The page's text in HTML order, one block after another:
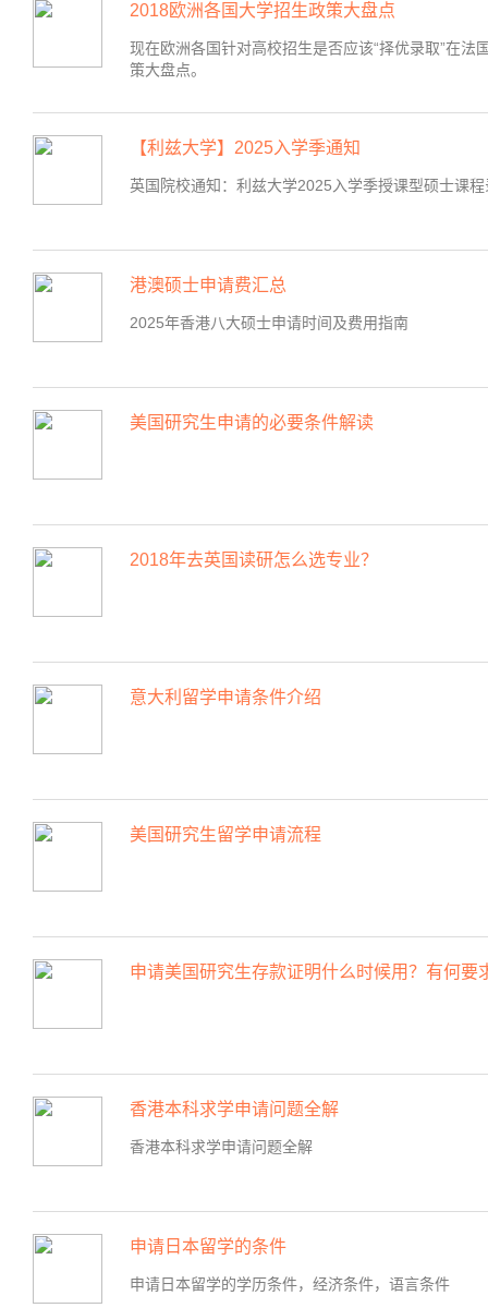
2018欧洲各国大学招生政策大盘点
现在欧洲各国针对高校招生是否应该“择优录取”在
策大盘点。
【利兹大学】2025入学季通知
英国院校通知：利兹大学2025入学季授课型硕士课
港澳硕士申请费汇总
2025年香港八大硕士申请时间及费用指南
美国研究生申请的必要条件解读
2018年去英国读研怎么选专业？
意大利留学申请条件介绍
美国研究生留学申请流程
申请美国研究生存款证明什么时候用？有何要
香港本科求学申请问题全解
香港本科求学申请问题全解
申请日本留学的条件
申请日本留学的学历条件，经济条件，语言条件